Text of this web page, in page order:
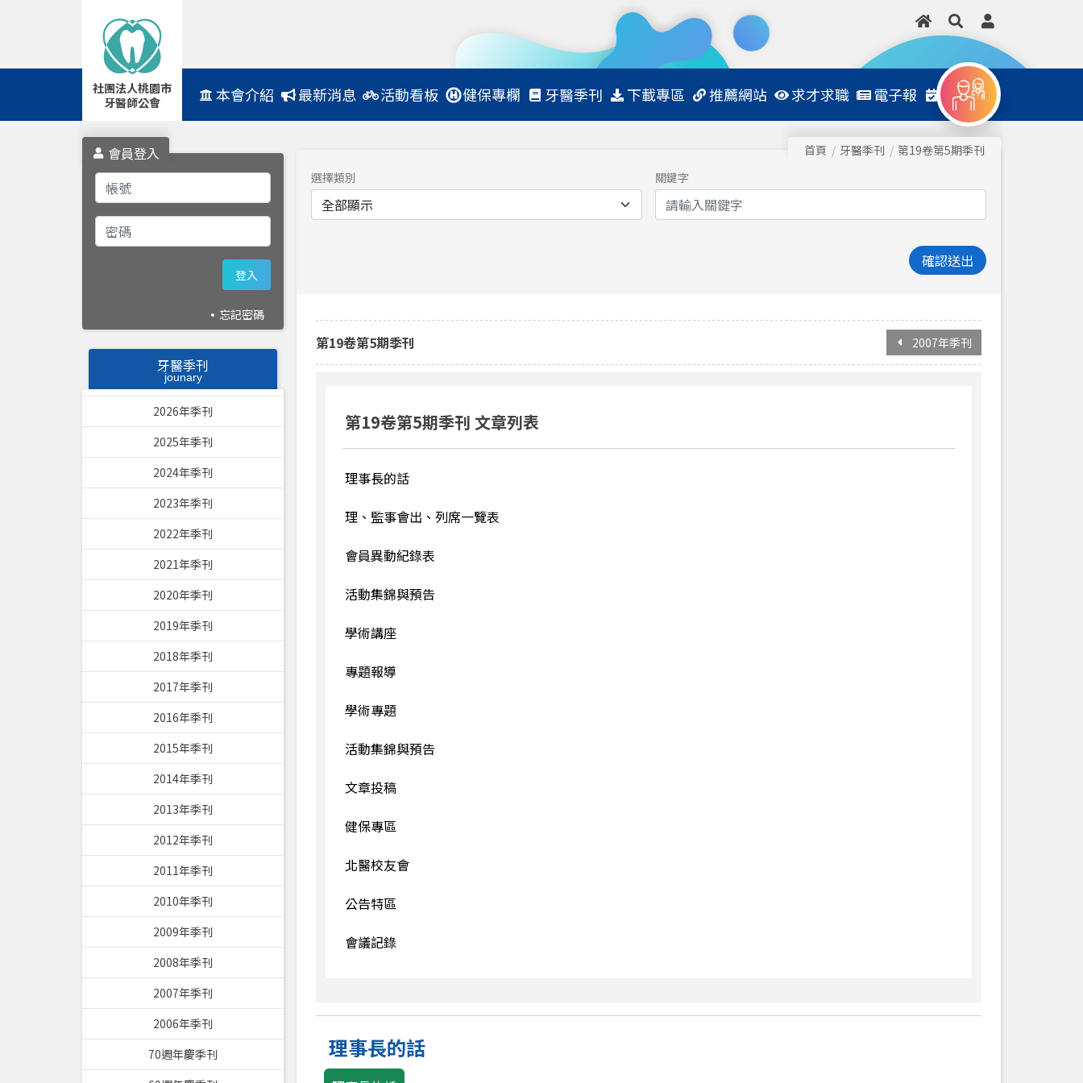
社團法人桃園市
牙醫師公會
Navbar 本會介紹 最新消息 活動看板 健保專欄 牙醫季刊 下載專區 推薦網站 求才求職 電子報 日程表
會員登入
登入
忘記密碼
牙醫季刊
jounary
2026年季刊
2025年季刊
2024年季刊
2023年季刊
2022年季刊
2021年季刊
2020年季刊
2019年季刊
2018年季刊
2017年季刊
2016年季刊
2015年季刊
2014年季刊
2013年季刊
2012年季刊
2011年季刊
2010年季刊
2009年季刊
2008年季刊
2007年季刊
2006年季刊
70週年慶季刊
首頁 牙醫季刊
第19卷第5期季刊
選擇類別
關鍵字
確認送出
第19卷第5期季刊 2007年季刊
第19卷第5期季刊 文章列表
理事長的話
理、監事會出、列席一覽表
會員異動紀錄表
活動集錦與預告
學術講座
專題報導
學術專題
活動集錦與預告
文章投稿
健保專區
北醫校友會
公告特區
會議記錄
理事長的話